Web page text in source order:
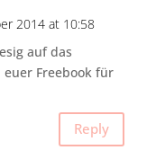
2014 at 10:58
auf das
euer Freebook für
Reply